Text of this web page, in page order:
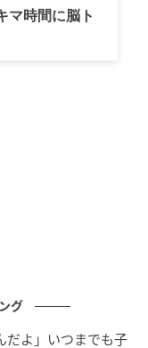
皿である。
マ時間に脳ト
グ
だよ」いつまでも子